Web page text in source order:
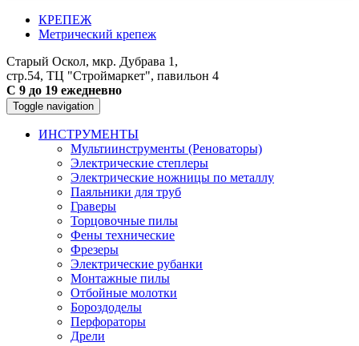
КРЕПЕЖ
Метрический крепеж
Старый Оскол, мкр. Дубрава 1,
стр.54, ТЦ "Строймаркет", павильон 4
С 9 до 19 ежедневно
Toggle navigation
ИНСТРУМЕНТЫ
Мультиинструменты (Реноваторы)
Электрические степлеры
Электрические ножницы по металлу
Паяльники для труб
Граверы
Торцовочные пилы
Фены технические
Фрезеры
Электрические рубанки
Монтажные пилы
Отбойные молотки
Бороздоделы
Перфораторы
Дрели